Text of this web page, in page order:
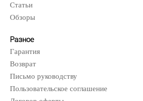
Статьи
Обзоры
Разное
Гарантия
Возврат
Письмо руководству
Пользовательское соглашение